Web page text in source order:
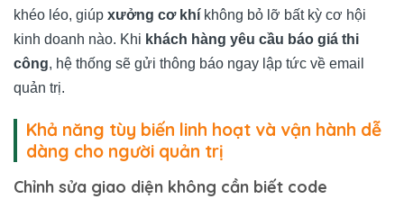
khéo léo, giúp xưởng cơ khí không bỏ lỡ bất kỳ cơ hội
kinh doanh nào. Khi khách hàng yêu cầu báo giá thi
công, hệ thống sẽ gửi thông báo ngay lập tức về email
quản trị.
Khả năng tùy biến linh hoạt và vận hành dễ
dàng cho người quản trị
Chỉnh sửa giao diện không cần biết code